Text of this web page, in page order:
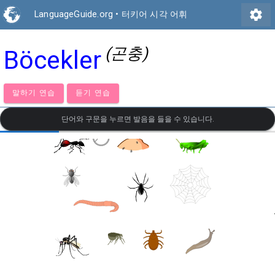
LanguageGuide.org • 터키어 시각 어휘 settings
Böcekler (곤충)
말하기 연습 듣기 연습
단어와 구문을 누르면 발음을 들을 수 있습니다.